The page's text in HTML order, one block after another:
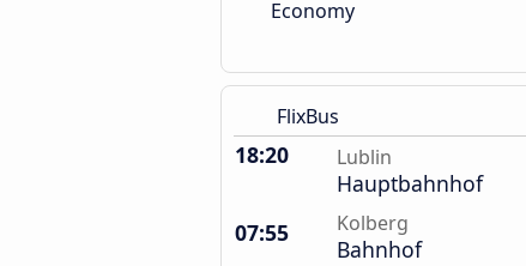
Economy
FlixBus
18:20 Lublin
Hauptbahnhof
07:55
Kolberg
Bahnhof